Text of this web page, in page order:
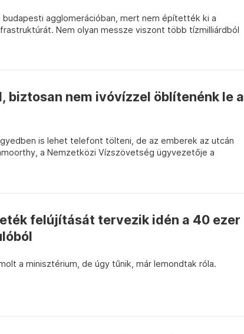
agglomerációban, mert nem építették ki a
Nem olyan messze viszont több tízmilliárdból
biztosan nem ivóvízzel öblítenénk le a
is lehet telefont tölteni, de az emberek az utcán
a Nemzetközi Vízszövetség ügyvezetője a
felújítását tervezik idén a 40 ezer
a minisztérium, de úgy tűnik, már lemondtak róla.